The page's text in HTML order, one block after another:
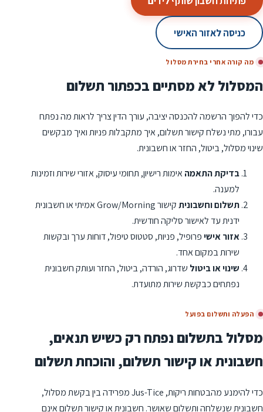
כניסה לאזור האישי
מה קורה אחרי בחירת מסלול
המסלול לא מסתיים בכפתור תשלום
כדי להפוך הרשמה להכנסה יציבה, עורך הדין צריך לראות מה נפתח
עבורו, מתי נשלח קישור תשלום, איך מתקבלות פניות ואיך מבקשים
שינוי מסלול, ביטול, החזר או חשבונית.
בדיקת התאמהאימות רישיון, תחומי עיסוק, אזורי שירות וזמינות
למענה.
תשלום וחשבונית
קישור Grow/Morning אמיתי או חשבונית
ידנית עד לאישור סליקה חודשית.
אזור אישיפרופיל, פניות, סטטוס טיפול, דוחות ערך ובקשות
שירות במקום אחד.
שינוי או ביטול שדרוג, הורדה, ביטול, החזר ועותק חשבונית
נפתחים כבקשת שירות מתועדת.
הפעלה ותשלום בפועל
מסלול בתשלום נפתח רק כשיש תנאים,
חשבונית או קישור תשלום, והוכחת תשלום
כדי להימנע מהבטחות ריקות, Jus-Tice מפרידה בין בקשת מסלול,
חשבונית שנשלחה ותשלום שאושר. חשבונית או קישור תשלום אינם